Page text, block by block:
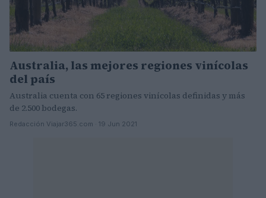
Australia, las mejores regiones vinícolas
del país
Australia cuenta con 65 regiones vinícolas definidas y más
de 2.500 bodegas.
Redacción Viajar365.com · 19 Jun 2021